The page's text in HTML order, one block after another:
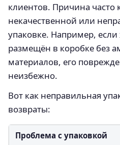
клиентов. Причина часто
некачественной или
упаковке. Например, если
размещён в коробке без
материалов, его
неизбежно.
Вот как неправильная
возвраты:
Проблема с упаковкой